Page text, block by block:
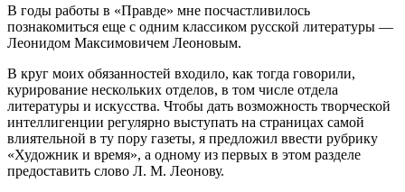
В годы работы в «Правде» мне посчастливилось
познакомиться еще с одним классиком русской литературы —
Леонидом Максимовичем Леоновым.
В круг моих обязанностей входило, как тогда говорили,
курирование нескольких отделов, в том числе отдела
литературы и искусства. Чтобы дать возможность творческой
интеллигенции регулярно выступать на страницах самой
влиятельной в ту пору газеты, я предложил ввести рубрику
«Художник и время», а одному из первых в этом разделе
предоставить слово Л. М. Леонову.